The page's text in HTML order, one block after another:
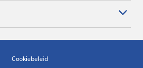
Cookiebeleid